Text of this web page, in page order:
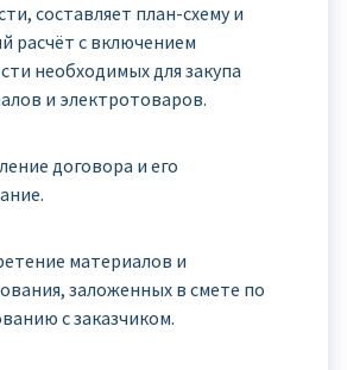
составляет план-схему и
расчёт с включением
необходимых для закупа
и электротоваров.
договора и его
материалов и
заложенных в смете по
с заказчиком.